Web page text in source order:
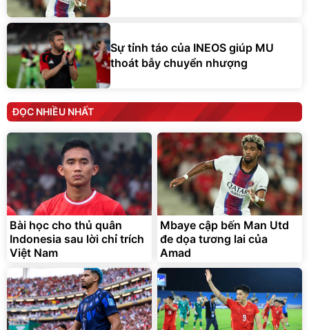
Sự tỉnh táo của INEOS giúp MU
thoát bẫy chuyển nhượng
ĐỌC NHIỀU NHẤT
Bài học cho thủ quân
Indonesia sau lời chỉ trích
Việt Nam
Mbaye cập bến Man Utd
đe dọa tương lai của
Amad